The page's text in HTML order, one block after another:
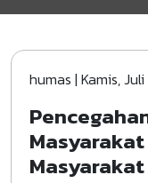
humas | Kamis,
Masyarakat